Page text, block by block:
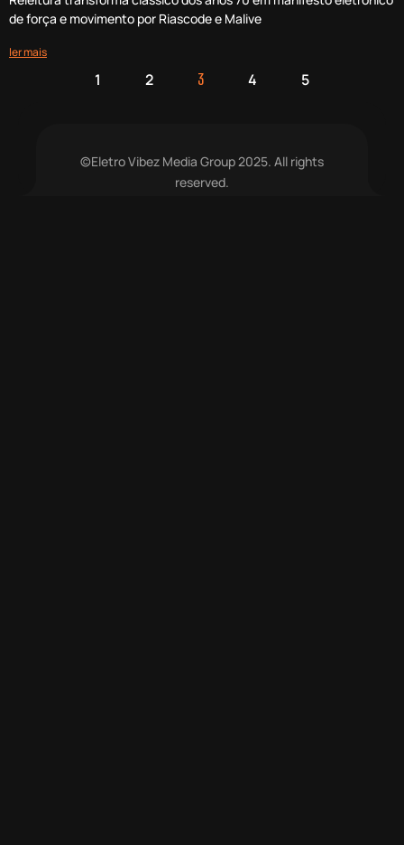
de força e movimento por Riascode e Malive
ler mais
1 2 3 4 5
©Eletro Vibez Media Group 2025. All rights
reserved.